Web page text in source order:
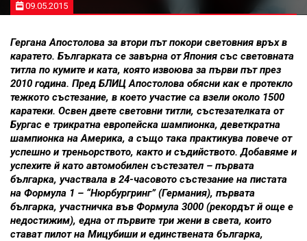
09.05.2015
Гергана Апостолова за втори път покори световния връх в
каратето. Българката се завърна от Япония със световната
титла по кумите и ката, която извоюва за първи път през
2010 година. Пред БЛИЦ Апостолова обясни как е протекло
тежкото състезание, в което участие са взели около 1500
каратеки. Освен двете световни титли, състезателката от
Бургас е трикратна европейска шампионка, деветкратна
шампионка на Америка, а също така практикува повече от
успешно и треньорството, както и съдийството. Добавяме и
успехите й като автомобилен състезател – първата
българка, участвала в 24-часовото състезание на пистата
на Формула 1 – “Нюрбургринг” (Германия), първата
българка, участничка във Формула 3000 (рекордът й още е
недостижим), една от първите три жени в света, които
стават пилот на Мицубиши и единствената българка,